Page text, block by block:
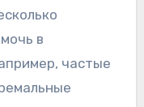
в
частые